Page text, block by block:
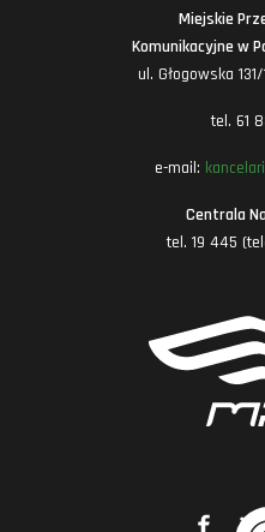
Miejskie
Komunikacyjne w
ul. Głogowska
tel. 61
e-mail:
Centrala
tel. 19 445